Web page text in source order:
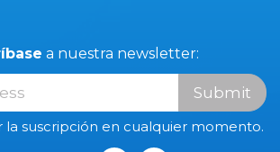
a nuestra newsletter:
Submit
la suscripción en cualquier momento.